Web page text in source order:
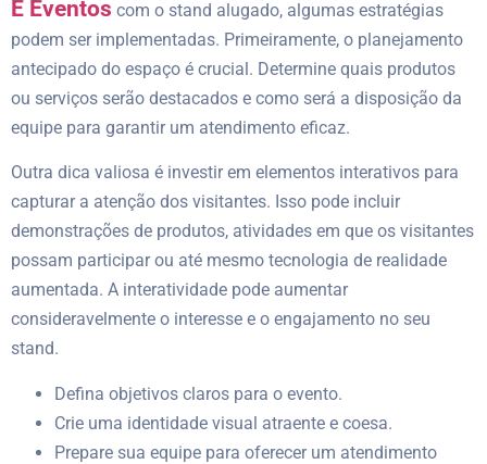
E Eventos com o stand alugado, algumas estratégias
podem ser implementadas. Primeiramente, o planejamento
antecipado do espaço é crucial. Determine quais produtos
ou serviços serão destacados e como será a disposição da
equipe para garantir um atendimento eficaz.
Outra dica valiosa é investir em elementos interativos para
capturar a atenção dos visitantes. Isso pode incluir
demonstrações de produtos, atividades em que os visitantes
possam participar ou até mesmo tecnologia de realidade
aumentada. A interatividade pode aumentar
consideravelmente o interesse e o engajamento no seu
stand.
Defina objetivos claros para o evento.
Crie uma identidade visual atraente e coesa.
Prepare sua equipe para oferecer um atendimento